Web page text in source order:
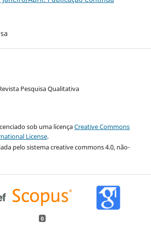
Pesquisa Qualitativa
sob uma licençaCreative Commons
License.
pelo sistema creative commons 4.0, não-
0